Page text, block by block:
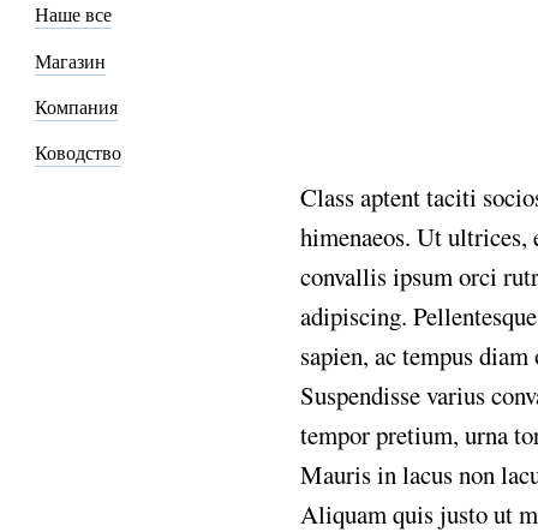
Наше все
Магазин
Компания
Ководство
Class aptent taciti
himenaeos. Ut ultrices,
convallis ipsum orci
adipiscing.
sapien, ac tempus
Suspendisse varius
tempor pretium, urna
Mauris in lacus non
Aliquam quis justo ut